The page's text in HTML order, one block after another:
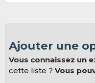
Ajouter une
Vous connaissez un
cette liste ?Vous